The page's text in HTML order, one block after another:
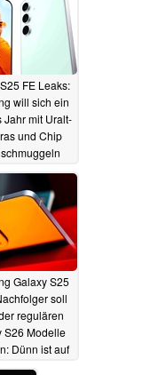
FE Leaks:
will sich ein
Jahr mit Uralt-
und Chip
Galaxy S25
soll
regulären
S26 Modelle
Dünn ist auf
15.05.2025